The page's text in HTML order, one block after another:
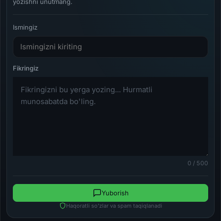
Ismingiz
0 / 500
Haqoratli so'zlar va spam taqiqlanadi
Yuborish